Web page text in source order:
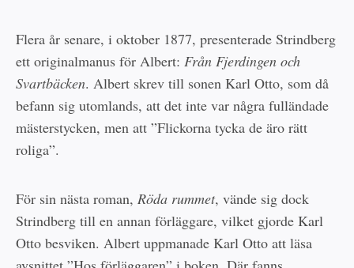
Flera år senare, i oktober 1877, presenterade Strindberg
ett originalmanus för Albert: Från Fjerdingen och
Svartbäcken. Albert skrev till sonen Karl Otto, som då
befann sig utomlands, att det inte var några fulländade
mästerstycken, men att ”Flickorna tycka de äro rätt
roliga”.
För sin nästa roman, Röda rummet, vände sig dock
Strindberg till en annan förläggare, vilket gjorde Karl
Otto besviken. Albert uppmanade Karl Otto att läsa